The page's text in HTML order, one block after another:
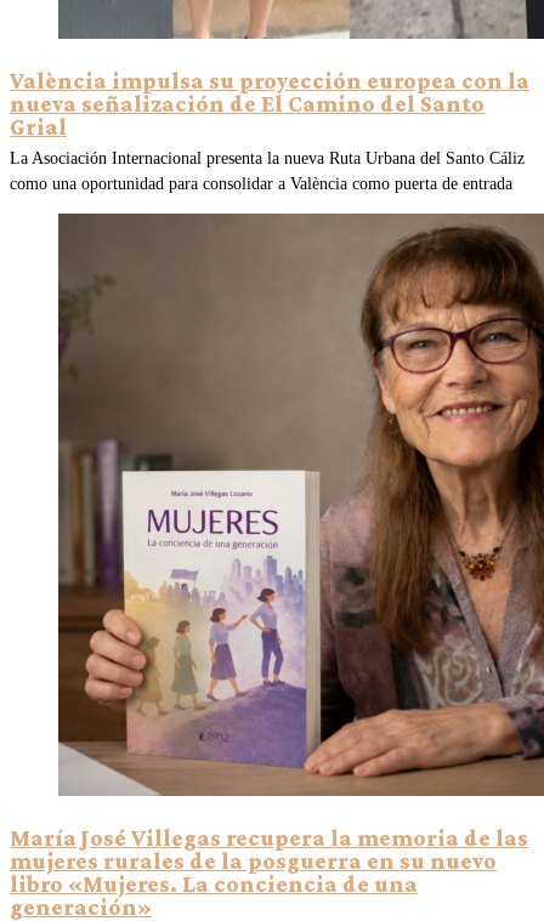
València impulsa su proyección europea con la
nueva señalización de El Camino del Santo
Grial
La Asociación Internacional presenta la nueva Ruta Urbana del Santo Cáliz
como una oportunidad para consolidar a València como puerta de entrada
María José Villegas recupera la memoria de las
mujeres rurales de la posguerra en su nuevo
libro «Mujeres. La conciencia de una
generación»